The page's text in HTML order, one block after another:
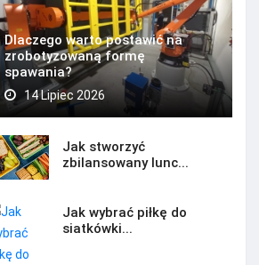
Dlaczego warto postawić na
zrobotyzowaną formę
spawania?
14 Lipiec 2026
Jak stworzyć
zbilansowany lunc...
Jak wybrać piłkę do
siatkówki...